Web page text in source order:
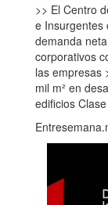
>> El Centro
e Insurgentes
demanda
corporativos
las empresas
mil m² en
edificios